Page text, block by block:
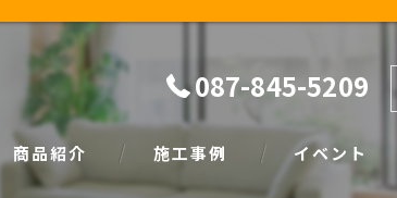
087-845-5209
商品紹介 施工事例 イベント